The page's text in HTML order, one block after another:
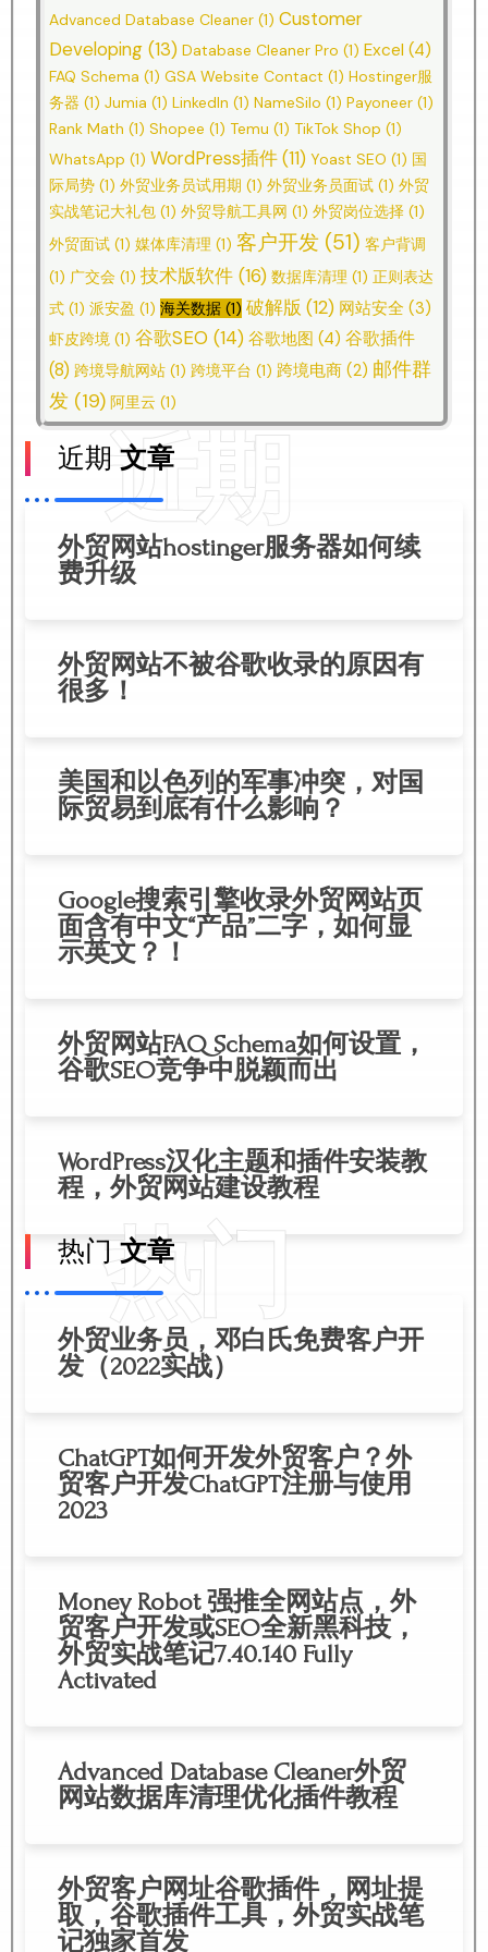
Advanced Database Cleaner (1) Customer
Developing (13) Database Cleaner Pro (1) Excel (4)
FAQ Schema (1) GSA Website Contact (1) Hostinger服
务器 (1) Jumia (1) LinkedIn (1) NameSilo (1) Payoneer (1)
Rank Math (1) Shopee (1) Temu (1) TikTok Shop (1)
WhatsApp (1) WordPress插件(11) Yoast SEO (1) 国
际局势 (1) 外贸业务员试用期 (1) 外贸业务员面试 (1) 外贸
实战笔记大礼包 (1) 外贸导航工具网 (1) 外贸岗位选择 (1)
外贸面试 (1) 媒体库清理 (1) 客户开发 (51) 客户背调
(1) 广交会 (1) 技术版软件 (16) 数据库清理 (1) 正则表达
式 (1) 派安盈 (1) 海关数据 (1) 破解版 (12) 网站安全 (3)
虾皮跨境 (1) 谷歌SEO (14) 谷歌地图 (4) 谷歌插件
(8) 跨境导航网站 (1) 跨境平台 (1) 跨境电商 (2) 邮件群
发 (19) 阿里云 (1)
近期
近期文章
外贸网站hostinger服务器如何续
费升级
外贸网站不被谷歌收录的原因有
很多！
美国和以色列的军事冲突，对国
际贸易到底有什么影响？
Google搜索引擎收录外贸网站页
面含有中文“产品”二字，如何显
示英文？！
外贸网站FAQ Schema如何设置，
谷歌SEO竞争中脱颖而出
WordPress汉化主题和插件安装教
程，外贸网站建设教程
热门
热门文章
外贸业务员，邓白氏免费客户开
发（2022实战）
ChatGPT如何开发外贸客户？外
贸客户开发ChatGPT注册与使用
2023
Money Robot 强推全网站点，外
贸客户开发或SEO全新黑科技，
外贸实战笔记7.40.140 Fully
Activated
Advanced Database Cleaner外贸
网站数据库清理优化插件教程
外贸客户网址谷歌插件，网址提
取，谷歌插件工具，外贸实战笔
记独家首发